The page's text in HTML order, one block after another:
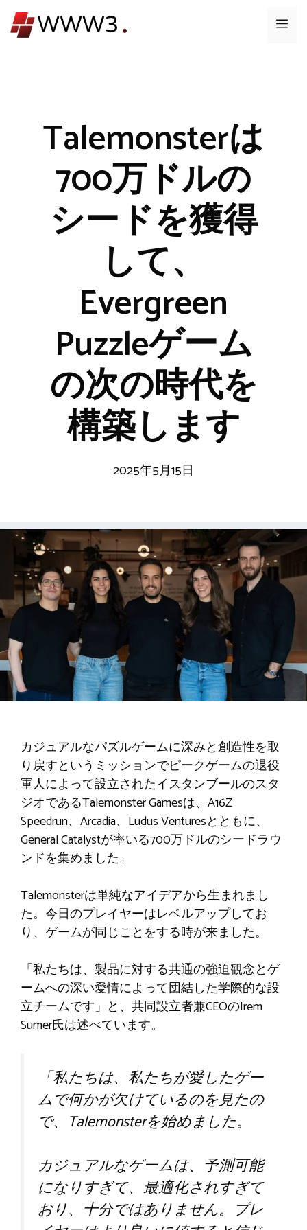
ン
メ
Talemonsterは
700万ドルの
シードを獲得
して、
Evergreen
Puzzleゲーム
の次の時代を
構築します
2025年5月15日
カジュアルなパズルゲームに深みと創造性を取
り戻すというミッションでピークゲームの退役
軍人によって設立されたイスタンブールのスタ
ジオであるTalemonster Gamesは、A16Z
Speedrun、Arcadia、Ludus Venturesとともに、
General Catalystが率いる700万ドルのシードラウ
ンドを集めました。
Talemonsterは単純なアイデアから生まれまし
た。今日のプレイヤーはレベルアップしてお
り、ゲームが同じことをする時が来ました。
「私たちは、製品に対する共通の強迫観念とゲ
ームへの深い愛情によって団結した学際的な設
立チームです」と、共同設立者兼CEOのIrem
Sumer氏は述べています。
「私たちは、私たちが愛したゲー
ムで何かが欠けているのを見たの
で、Talemonsterを始めました。
カジュアルなゲームは、予測可能
になりすぎて、最適化されすぎて
おり、十分ではありません。プレ